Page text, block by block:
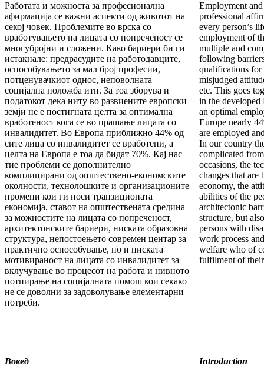
Работата и можноста за професионална
афирмација се важни аспекти од животот на
секој човек. Проблемите во врска со
вработувањето на лицата со попреченост се
многубројни и сложени. Како бариери би ги
истакнале: предрасудите на работодавците,
оспособувањето за мал број професии,
потценувачкиот однос, неповолната
социјална положба итн. За тоа зборува и
податокот дека ниту во развиените европски
земји не е постигната целта за оптимална
вработеност кога се во прашање лицата со
инвалидитет. Во Европа приближно 44% од
сите лица со инвалидитет се вработени, а
целта на Европа е тоа да бидат 70%. Кај нас
тие проблеми се дополнително
комплицирани од општествено-економските
околности, технолошките и организационите
промени кои ги носи транзиционата
економија, ставот на општествената средина
за можностите на лицата со попреченост,
архитектонските бариери, ниската образовна
структура, непостоењето современ центар за
практично оспособување, но и ниската
мотивираност на лицата со инвалидитет за
вклучување во процесот на работа и нивното
потпирање на социјалната помош кои секако
не се доволни за задоволување елементарни
потреби.
Employment
professional
every person’s
employment of
multiple and
following
qualifications for
misjudged
etc. This goes
in the developed
an optimal
Europe nearly
are employed
In our country
complicated
occasions, the
changes that are
economy, the
abilities of the
architectonic
structure, but
persons with
work process
welfare who of
fulfilment of
Вовед Introduction